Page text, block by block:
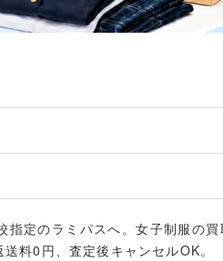
定のラミパスへ。女子制服の
料0円、査定後キャンセルOK。